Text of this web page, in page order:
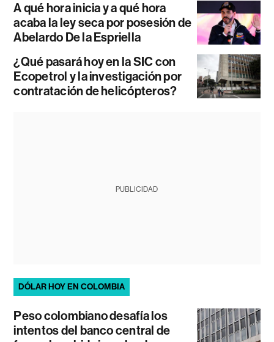
A qué hora inicia y a qué hora
acaba la ley seca por posesión de
Abelardo De la Espriella
¿Qué pasará hoy en la SIC con
Ecopetrol y la investigación por
contratación de helicópteros?
PUBLICIDAD
DÓLAR HOY EN COLOMBIA
Peso colombiano desafía los
intentos del banco central de